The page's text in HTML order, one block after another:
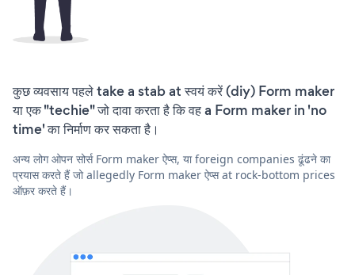
कुछ व्यवसाय पहले take a stab at स्वयं करें (diy) Form maker
या एक "techie" जो दावा करता है कि वह a Form maker in 'no
time' का निर्माण कर सकता है।
अन्य लोग ओपन सोर्स Form maker ऐप्स, या foreign companies ढूंढने का
प्रयास करते हैं जो allegedly Form maker ऐप्स at rock-bottom prices
ऑफ़र करते हैं।